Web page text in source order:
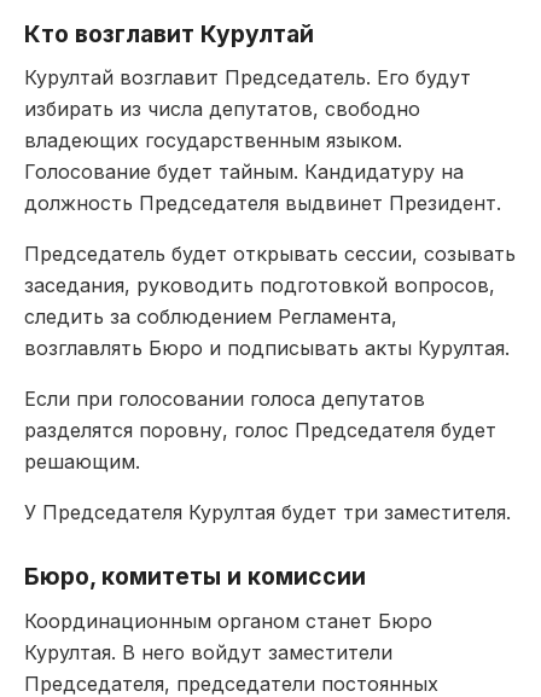
Кто возглавит Курултай
Курултай возглавит Председатель. Его будут
избирать из числа депутатов, свободно
владеющих государственным языком.
Голосование будет тайным. Кандидатуру на
должность Председателя выдвинет Президент.
Председатель будет открывать сессии, созывать
заседания, руководить подготовкой вопросов,
следить за соблюдением Регламента,
возглавлять Бюро и подписывать акты Курултая.
Если при голосовании голоса депутатов
разделятся поровну, голос Председателя будет
решающим.
У Председателя Курултая будет три заместителя.
Бюро, комитеты и комиссии
Координационным органом станет Бюро
Курултая. В него войдут заместители
Председателя, председатели постоянных